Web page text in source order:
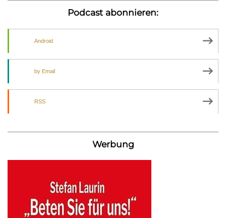
Podcast abonnieren:
Android
by Email
RSS
Werbung